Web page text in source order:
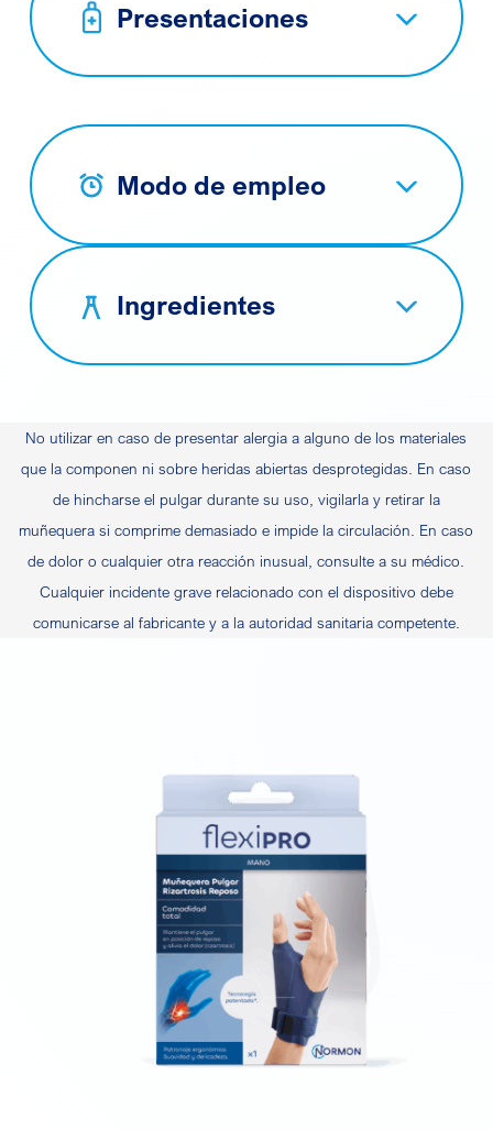
Presentaciones
Modo de empleo
Ingredientes
No utilizar en caso de presentar alergia a alguno de los materiales
que la componen ni sobre heridas abiertas desprotegidas. En caso
de hincharse el pulgar durante su uso, vigilarla y retirar la
muñequera si comprime demasiado e impide la circulación. En caso
de dolor o cualquier otra reacción inusual, consulte a su médico.
Cualquier incidente grave relacionado con el dispositivo debe
comunicarse al fabricante y a la autoridad sanitaria competente.